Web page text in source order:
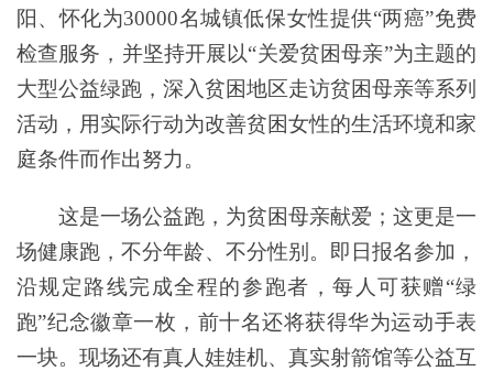
阳、怀化为30000名城镇低保女性提供“两癌”免费
检查服务，并坚持开展以“关爱贫困母亲”为主题的
大型公益绿跑，深入贫困地区走访贫困母亲等系列
活动，用实际行动为改善贫困女性的生活环境和家
庭条件而作出努力。
这是一场公益跑，为贫困母亲献爱；这更是一
场健康跑，不分年龄、不分性别。即日报名参加，
沿规定路线完成全程的参跑者，每人可获赠“绿
跑”纪念徽章一枚，前十名还将获得华为运动手表
一块。现场还有真人娃娃机、真实射箭馆等公益互